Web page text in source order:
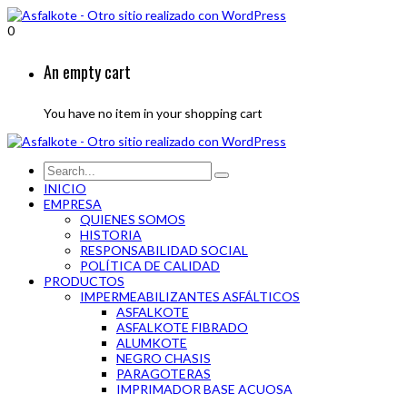
0
An empty cart
You have no item in your shopping cart
INICIO
EMPRESA
QUIENES SOMOS
HISTORIA
RESPONSABILIDAD SOCIAL
POLÍTICA DE CALIDAD
PRODUCTOS
IMPERMEABILIZANTES ASFÁLTICOS
ASFALKOTE
ASFALKOTE FIBRADO
ALUMKOTE
NEGRO CHASIS
PARAGOTERAS
IMPRIMADOR BASE ACUOSA